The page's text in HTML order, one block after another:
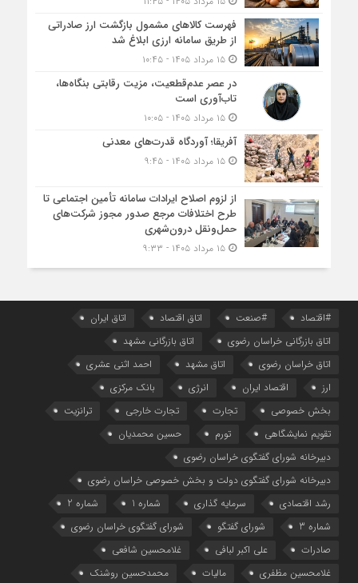
فهرست کالاهای مشمول بازگشت ارز صادراتی
از طریق سامانه ارزی ابلاغ شد
۱۵ مرداد ۱۴۰۵ - ۱۰:۴۵
در عصر عدم‌قطعیت، مزیت رقابتی بنگاه‌ها،
تاب‌آوری است
۱۵ مرداد ۱۴۰۵ - ۱۰:۰۵
آفریقا؛ آوردگاه قدرت‌های معدنی
۱۵ مرداد ۱۴۰۵ - ۹:۴۵
از لزوم اصلاح ایرادات سامانه تأمین اجتماعی تا
طرح اختلافات مرجع صدور مجوز شرکت‌های
حمل‌ونقل درون‌شهری
۱۵ مرداد ۱۴۰۵ - ۹:۳۳
#اقتصاد #صنعت اتاق اقتصاد
اتاق ایران
اتاق بازرگانی خراسان رضوی
اتاق بازرگانی مشهد
اتاق خراسان رضوی
اتاق مشهد
احمد اثنی عشری
ارز
اقتصاد ایران انرژی
بانک مرکزی
بخش خصوصی
تجارت تجارت خارجی
ترانزیت
تقویم نمایشگاهی
تورم
حسین محمدیان
دبیرخانه شورای گفتگوی خراسان رضوی
دبیرخانه شورای گفتگوی دولت و بخش خصوصی خراسان رضوی
رشد اقتصادی
سرمایه گذاری شماره 1
شماره 2
شماره 3
شورای گفتگو
شورای گفتگوی خراسان رضوی
صادرات
علی اکبر لبافی
غلامحسین شافعی
غلامحسین مظفری
مالیات محمدحسین روشنک